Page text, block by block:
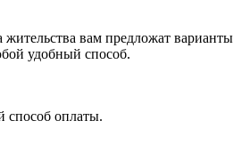
жительства вам предложат варианты
удобный способ.
способ оплаты.